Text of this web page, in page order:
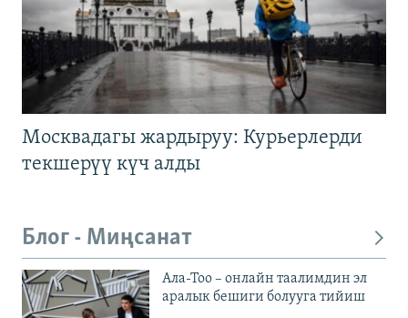
Москвадагы жардыруу: Курьерлерди
текшерүү күч алды
Блог - Миңсанат
Ала-Тоо – онлайн таалимдин эл
аралык бешиги болууга тийиш